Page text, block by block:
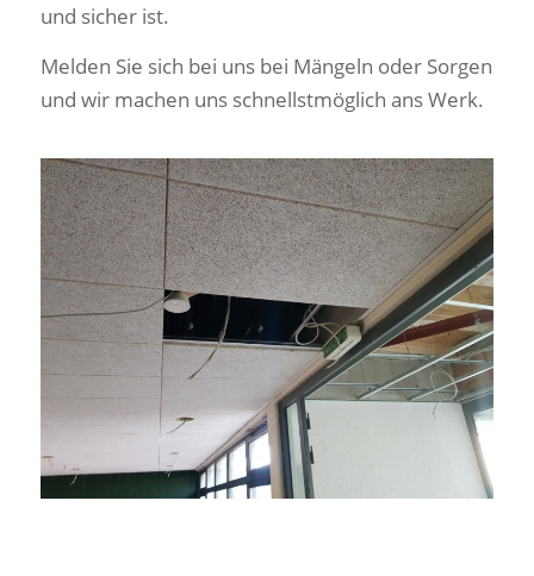
und sicher ist.
Melden Sie sich bei uns bei Mängeln oder Sorgen
und wir machen uns schnellstmöglich ans Werk.